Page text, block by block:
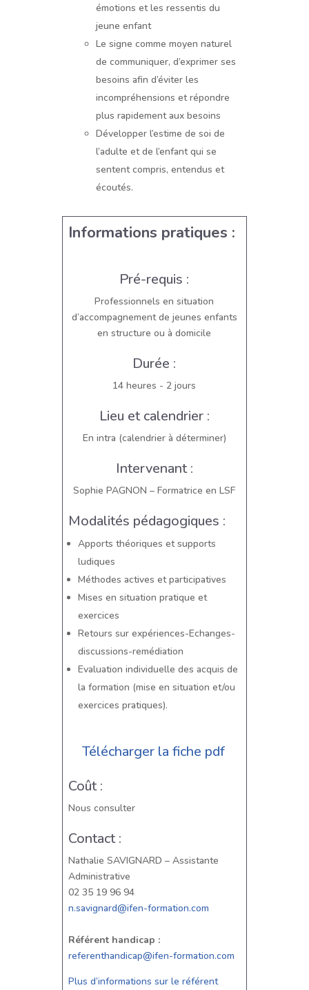
émotions et les ressentis du
jeune enfant
Le signe comme moyen naturel
de communiquer, d’exprimer ses
besoins afin d’éviter les
incompréhensions et répondre
plus rapidement aux besoins
Développer l’estime de soi de
l’adulte et de l’enfant qui se
sentent compris, entendus et
écoutés.
Informations pratiques :
Pré-requis :
Professionnels en situation
d’accompagnement de jeunes enfants
en structure ou à domicile
Durée :
14 heures - 2 jours
Lieu et calendrier :
En intra (calendrier à déterminer)
Intervenant :
Sophie PAGNON – Formatrice en LSF
Modalités pédagogiques :
Apports théoriques et supports
ludiques
Méthodes actives et participatives
Mises en situation pratique et
exercices
Retours sur expériences-Echanges-
discussions-remédiation
Evaluation individuelle des acquis de
la formation (mise en situation et/ou
exercices pratiques).
Télécharger la fiche pdf
Coût :
Nous consulter
Contact :
Nathalie SAVIGNARD – Assistante
Administrative
02 35 19 96 94
n.savignard@ifen-formation.com
Référent handicap :
referenthandicap@ifen-formation.com
Plus d’informations sur le référent